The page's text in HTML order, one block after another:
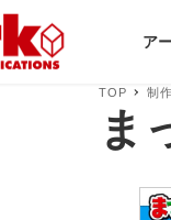
ア
TOP 制
ま